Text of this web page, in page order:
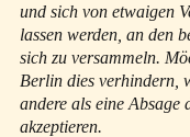
und sich von etwaigen
lassen werden, an den
sich zu versammeln.
Berlin dies verhindern,
andere als eine
akzeptieren.